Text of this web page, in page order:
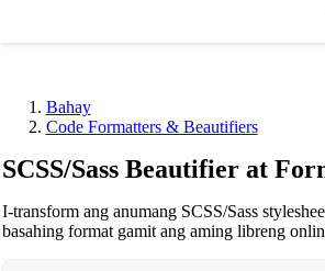
Bahay
Code Formatters & Beautifiers
SCSS/Sass Beautifier at
I-transform ang anumang SCSS/Sass
basahing format gamit ang aming libreng